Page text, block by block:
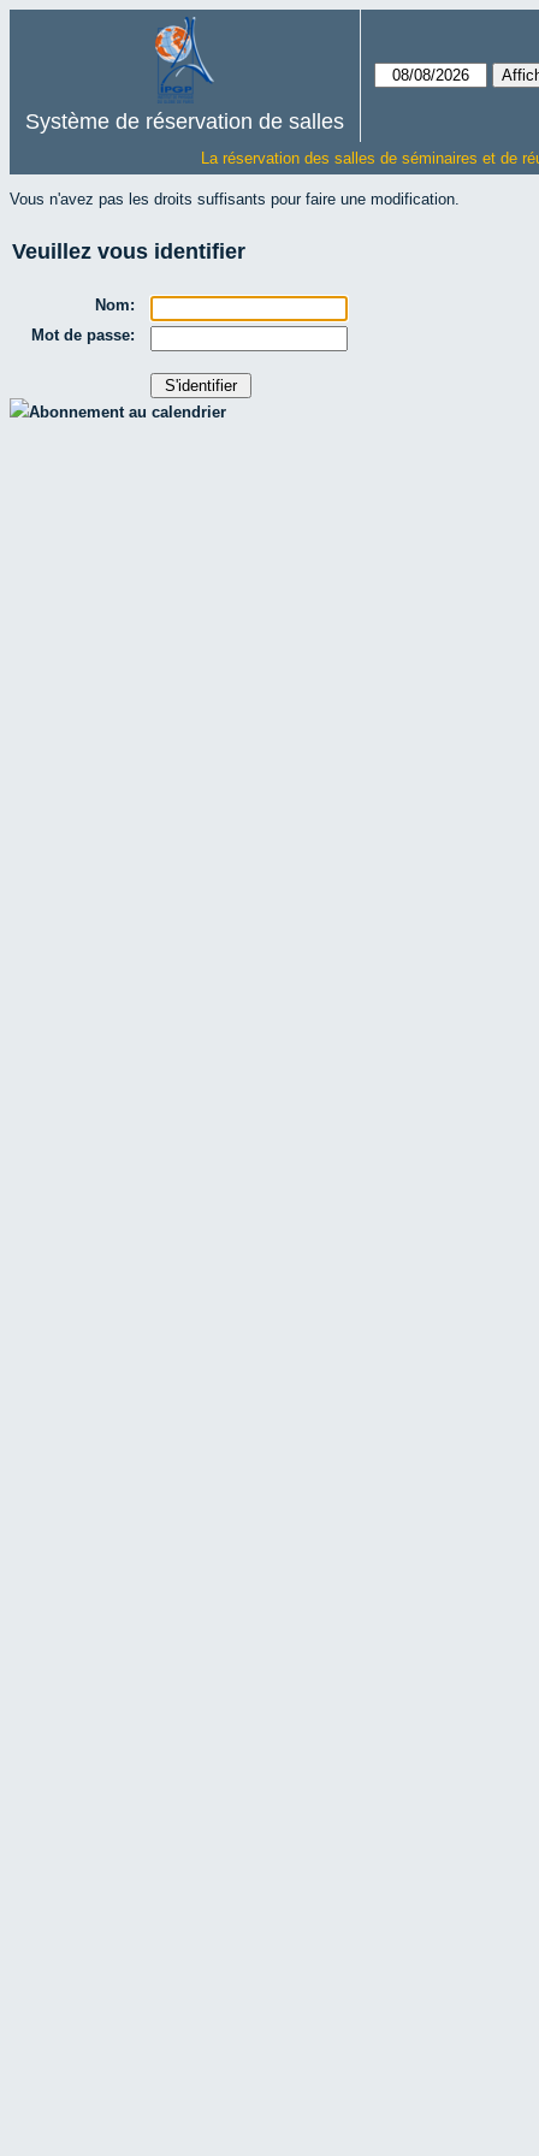
Système de réservation de salles
La réservation des salles de séminaires et de
Vous n'avez pas les droits suffisants pour faire une modification.
Veuillez vous identifier
Nom:
Mot de passe:
Abonnement au calendrier